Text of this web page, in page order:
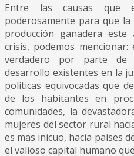
Entre las causas que
poderosamente para que
producción ganadera
crisis, podemos
verdadero por parte de
desarrollo existentes en la
políticas equivocadas que
de los habitantes en
comunidades, la
mujeres del sector rural
es mas inicuo, hacia países
el valioso capital humano